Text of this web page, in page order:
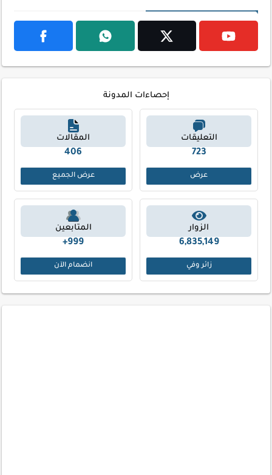
إحصاءات المدونة
التعليقات
1033
عرض
المقالات
587
عرض الجميع
الزوار
6,835,149
زائر وفي
المتابعين
999+
انضمام الآن